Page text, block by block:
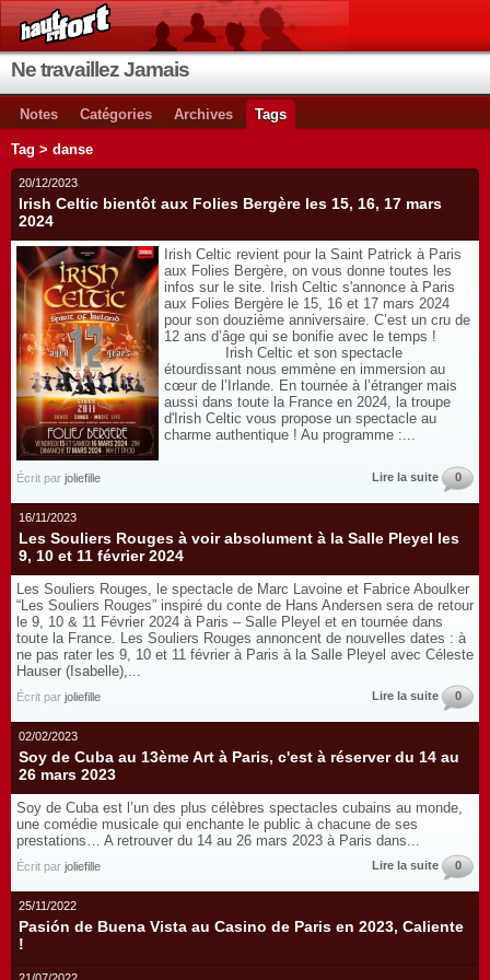
Ne travaillez Jamais
Notes Catégories Archives Tags
Tag > danse
20/12/2023
Irish Celtic bientôt aux Folies Bergère les 15, 16, 17 mars
2024
Irish Celtic revient pour la Saint Patrick à Paris
aux Folies Bergère, on vous donne toutes les
infos sur le site. Irish Celtic s'annonce à Paris
aux Folies Bergère le 15, 16 et 17 mars 2024
pour son douzième anniversaire. C’est un cru de
12 ans d’âge qui se bonifie avec le temps !
Irish Celtic et son spectacle
étourdissant nous emmène en immersion au
cœur de l’Irlande. En tournée à l’étranger mais
aussi dans toute la France en 2024, la troupe
d'Irish Celtic vous propose un spectacle au
charme authentique ! Au programme :...
Écrit par joliefille Lire la suite 0
16/11/2023
Les Souliers Rouges à voir absolument à la Salle Pleyel les
9, 10 et 11 février 2024
Les Souliers Rouges, le spectacle de Marc Lavoine et Fabrice Aboulker
“Les Souliers Rouges” inspiré du conte de Hans Andersen sera de retour
le 9, 10 & 11 Février 2024 à Paris – Salle Pleyel et en tournée dans
toute la France. Les Souliers Rouges annoncent de nouvelles dates : à
ne pas rater les 9, 10 et 11 février à Paris à la Salle Pleyel avec Céleste
Hauser (Isabelle),...
Écrit par joliefille Lire la suite 0
02/02/2023
Soy de Cuba au 13ème Art à Paris, c'est à réserver du 14 au
26 mars 2023
Soy de Cuba est l’un des plus célèbres spectacles cubains au monde,
une comédie musicale qui enchante le public à chacune de ses
prestations… A retrouver du 14 au 26 mars 2023 à Paris dans...
Écrit par joliefille Lire la suite 0
25/11/2022
Pasión de Buena Vista au Casino de Paris en 2023, Caliente
!
21/07/2022